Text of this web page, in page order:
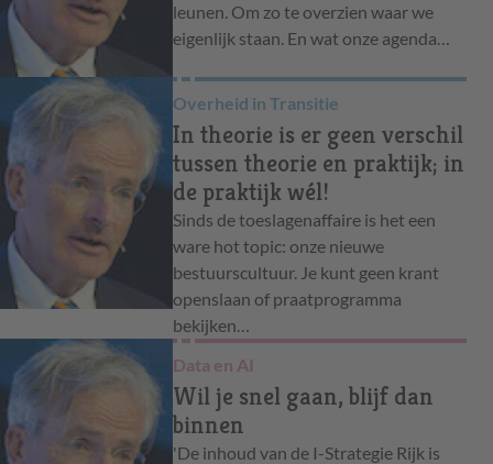
leunen. Om zo te overzien waar we
eigenlijk staan. En wat onze agenda…
Overheid in Transitie
In theorie is er geen verschil
tussen theorie en praktijk; in
de praktijk wél!
Sinds de toeslagenaffaire is het een
ware hot topic: onze nieuwe
bestuurscultuur. Je kunt geen krant
openslaan of praatprogramma
bekijken…
Data en AI
Wil je snel gaan, blijf dan
binnen
'De inhoud van de I-Strategie Rijk is